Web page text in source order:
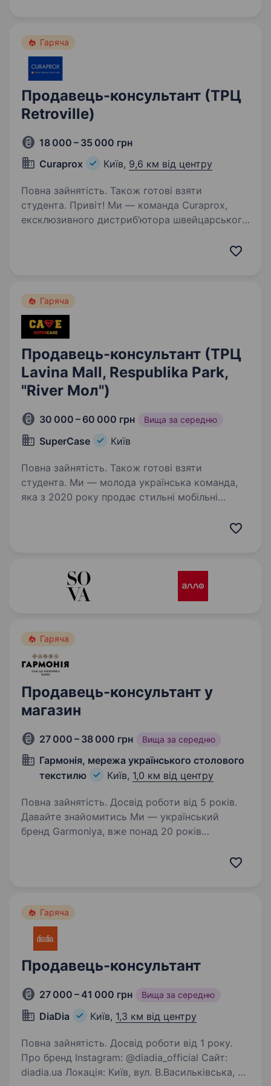
Гаряча
Продавець-консультант (ТРЦ
Retroville)
18 000 – 35 000 грн
Curaprox
Київ, 9,6 км від центру
Повна зайнятість. Також готові взяти
студента. Привіт! Ми — команда Curaprox,
ексклюзивного дистриб’ютора швейцарського
допомагає людям піклуватися про здоров’я
Гаряча
Продавець-консультант (ТРЦ
Lavina Mall, Respublika Park,
"River Мол")
30 000 – 60 000 грн Вища за середню
SuperСase Київ
Повна зайнятість. Також готові взяти
студента. Ми — молода українська команда,
яка з 2020 року продає стильні мобільні
Гаряча
Продавець-консультант у
магазин
27 000 – 38 000 грн Вища за середню
Гармонія, мережа українського столового
текстилю
Київ, 1,0 км від центру
Повна зайнятість. Досвід роботи від 5 років.
Давайте знайомитись Ми — український
бренд Garmoniya, вже понад 20 років
Гаряча
Продавець-консультант
27 000 – 41 000 грн Вища за середню
DiaDia Київ, 1,3 км від центру
Повна зайнятість. Досвід роботи від 1 року.
Про бренд Instagram: @diadia_official Сайт:
diadia.ua Локація: Київ, вул. В.Васильківська, 27